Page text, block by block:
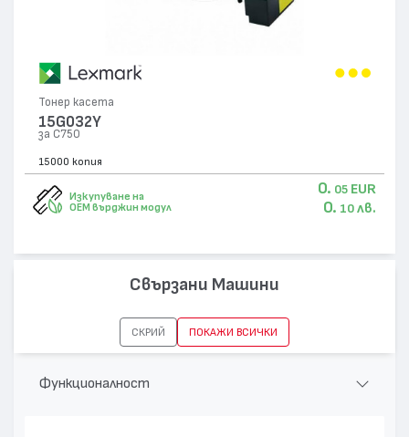
Тонер касета
15G032Y
за C750
15000 копия
Изкупуване на
OEM върджин модул
0. 05 EUR
0. 10 лв.
Свързани Машини
СКРИЙ ПОКАЖИ ВСИЧКИ
Функционалност